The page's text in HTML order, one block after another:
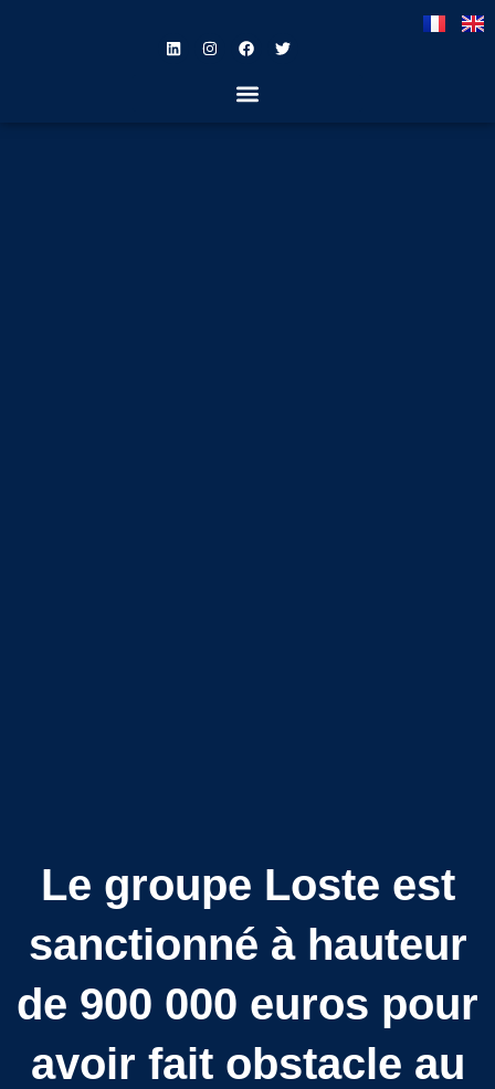
Le groupe Loste est
sanctionné à hauteur
de 900 000 euros pour
avoir fait obstacle au